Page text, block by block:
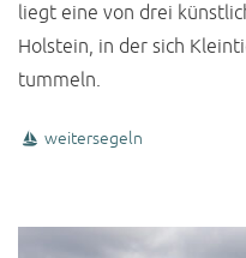
liegt eine von drei
Holstein, in der sich
tummeln.
weitersegeln